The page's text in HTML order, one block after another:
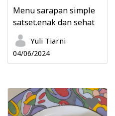
Menu sarapan simple
satset.enak dan sehat
Yuli Tiarni
04/06/2024